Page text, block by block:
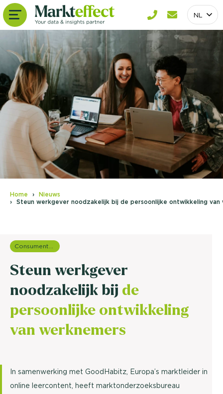
NL
Home
Nieuws
Steun werkgever noodzakelijk bij de persoonlijke ontwikkeling van
Steun werkgever
noodzakelijk bij de
persoonlijke ontwikkeling
van werknemers
In samenwerking met GoodHabitz, Europa’s marktleider in
online leercontent, heeft marktonderzoeksbureau